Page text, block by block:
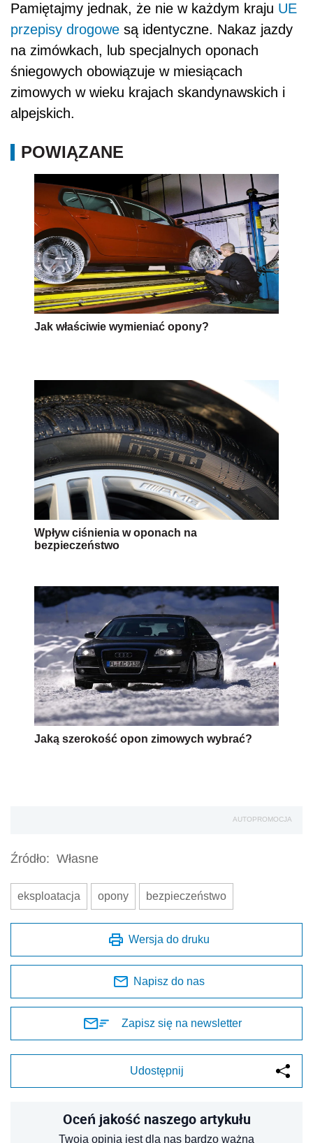
Pamiętajmy jednak, że nie w każdym kraju UE
przepisy drogowe są identyczne. Nakaz jazdy
na zimówkach, lub specjalnych oponach
śniegowych obowiązuje w miesiącach
zimowych w wieku krajach skandynawskich i
alpejskich.
POWIĄZANE
Jak właściwie wymieniać opony?
Wpływ ciśnienia w oponach na
bezpieczeństwo
Jaką szerokość opon zimowych wybrać?
AUTOPROMOCJA
Źródło: Własne
eksploatacja opony bezpieczeństwo
Wersja do druku
Napisz do nas
Zapisz się na newsletter
Udostępnij
Oceń jakość naszego artykułu
Twoja opinia jest dla nas bardzo ważna